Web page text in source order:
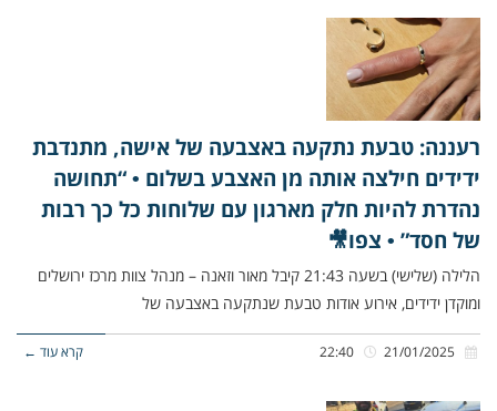
רעננה: טבעת נתקעה באצבעה של אישה, מתנדבת
ידידים חילצה אותה מן האצבע בשלום • “תחושה
נהדרת להיות חלק מארגון עם שלוחות כל כך רבות
של חסד” • צפו🎥
הלילה (שלישי) בשעה 21:43 קיבל מאור וזאנה – מנהל צוות מרכז ירושלים
ומוקדן ידידים, אירוע אודות טבעת שנתקעה באצבעה של
קרא עוד ←